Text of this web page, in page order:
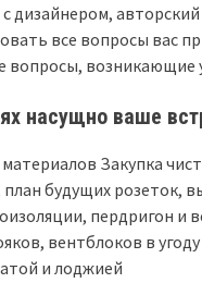
дизайнером,
все вопросы вас
вопросы, возникающие
насущно ваше
Закупка
будущих розеток,
пердригон и
вентблоков в
и лоджией